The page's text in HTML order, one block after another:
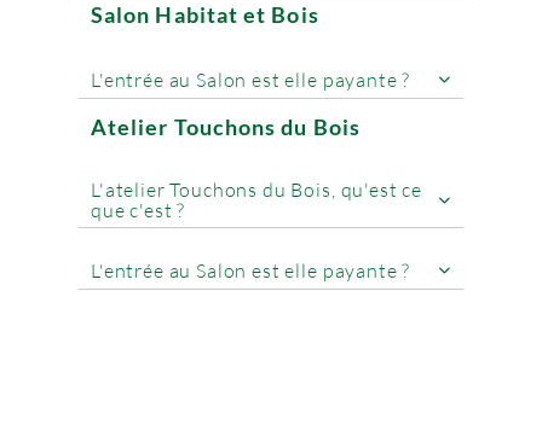
Salon Habitat et Bois
L'entrée au Salon est elle payante ? 
Atelier Touchons du Bois
L'atelier Touchons du Bois, qu'est ce
que c'est ?

L'entrée au Salon est elle payante ? 